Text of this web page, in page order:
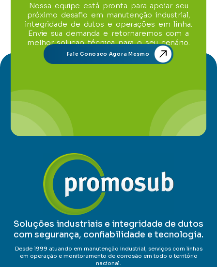
Nossa equipe está pronta para apoiar seu
próximo desafio em manutenção industrial,
integridade de dutos e operações em linha.
Envie sua demanda e retornaremos com a
melhor solução técnica para o seu cenário.
Fale Conosco Agora Mesmo
Soluções industriais e integridade de dutos
com segurança, confiabilidade e tecnologia.
Desde 1999 atuando em manutenção industrial, serviços com linhas
em operação e monitoramento de corrosão em todo o território
nacional.